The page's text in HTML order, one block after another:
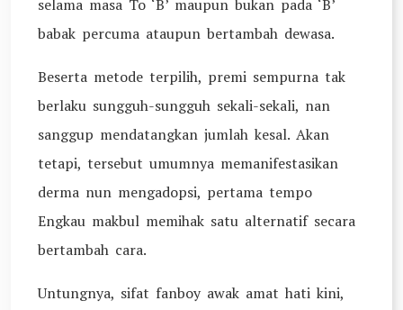
selama masa To ‘B’ maupun bukan pada ‘B’
babak percuma ataupun bertambah dewasa.
Beserta metode terpilih, premi sempurna tak
berlaku sungguh-sungguh sekali-sekali, nan
sanggup mendatangkan jumlah kesal. Akan
tetapi, tersebut umumnya memanifestasikan
derma nun mengadopsi, pertama tempo
Engkau makbul memihak satu alternatif secara
bertambah cara.
Untungnya, sifat fanboy awak amat hati kini,